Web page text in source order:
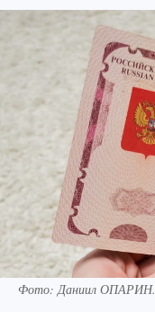
Фото:Даниил ОПАРИН.